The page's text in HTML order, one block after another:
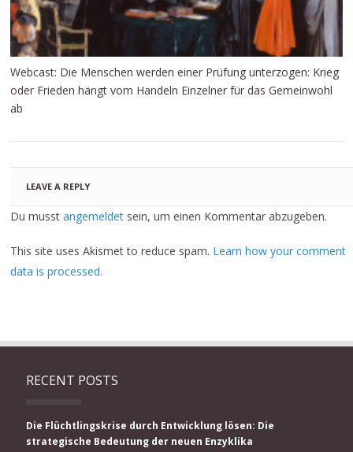
Webcast: Die Menschen werden einer Prüfung unterzogen: Krieg
oder Frieden hängt vom Handeln Einzelner für das Gemeinwohl
ab
LEAVE A REPLY
Du musstangemeldet sein, um einen Kommentar abzugeben.
This site uses Akismet to reduce spam. Learn how your comment
data is processed.
RECENT POSTS
Die Flüchtlingskrise durch Entwicklung lösen: Die
strategische Bedeutung der neuen Enzyklika